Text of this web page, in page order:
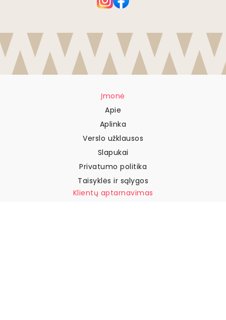
Įmonė
Apie
Aplinka
Verslo užklausos
Slapukai
Privatumo politika
Taisyklės ir sąlygos
Klientų aptarnavimas